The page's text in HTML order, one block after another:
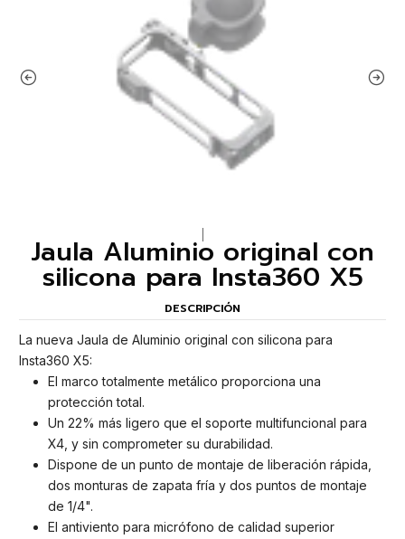
Jaula Aluminio original con
silicona para Insta360 X5
DESCRIPCIÓN
La nueva Jaula de Aluminio original con silicona para
Insta360 X5:
El marco totalmente metálico proporciona una
protección total.
Un 22% más ligero que el soporte multifuncional para
X4, y sin comprometer su durabilidad.
Dispone de un punto de montaje de liberación rápida,
dos monturas de zapata fría y dos puntos de montaje
de 1/4".
El antiviento para micrófono de calidad superior